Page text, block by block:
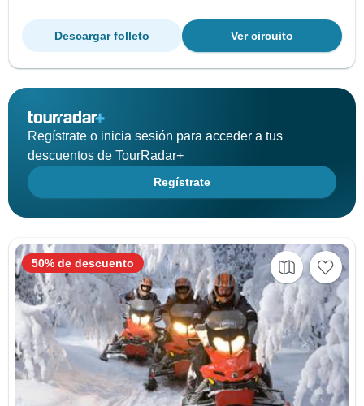
Ver circuito
Descargar folleto
Regístrate o inicia sesión para acceder a tus
descuentos de TourRadar+
Regístrate
50% de descuento